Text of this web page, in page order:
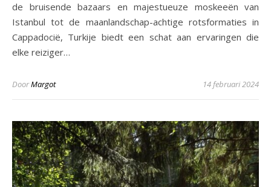
de bruisende bazaars en majestueuze moskeeën van
Istanbul tot de maanlandschap-achtige rotsformaties in
Cappadocië, Turkije biedt een schat aan ervaringen die
elke reiziger…
DoorMargot 14 februari 2024